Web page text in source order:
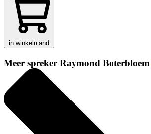
in winkelmand
Meer spreker Raymond Boterbloem